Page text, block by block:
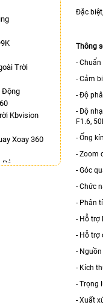
Trời
Động
Kbvision
Xoay 360
Rẻ
Đặc
Thông
-
- Cảm
- Độ
- Độ
F1.6,
- Ống
- Zoom
- Góc
- Chức
- Phân
- Hỗ trợ
- Hỗ trợ
-
- Kích
- Trọng
- Xuất